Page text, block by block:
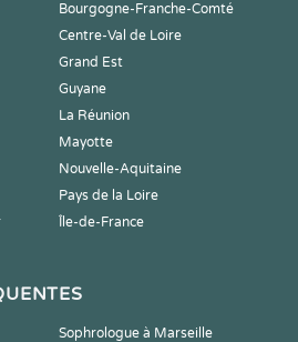
Bourgogne-Franche-Comté
Centre-Val de Loire
Grand Est
Guyane
La Réunion
Mayotte
Nouvelle-Aquitaine
Pays de la Loire
Île-de-France
Sophrologue à Marseille